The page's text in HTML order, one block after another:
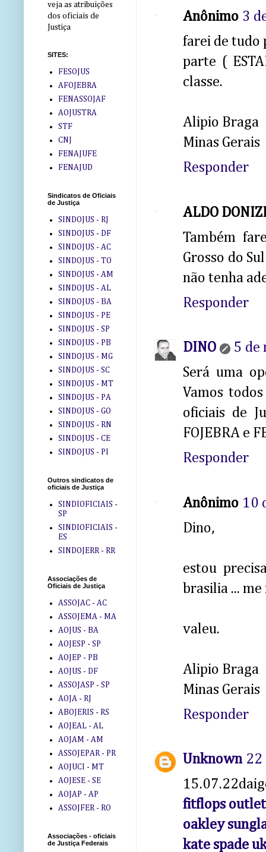
Anônimo 3
farei de tudo
parte (
classe.
Alipio Braga
Minas Gerais
Responder
ALDO
Também
Grosso do
não tenha
Responder
DINO
5 de
Será uma
Vamos
oficiais de
FOJEBRA e
Responder
Anônimo 10
Dino,
estou
brasilia ...
valeu.
Alipio Braga
Minas Gerais
Responder
Unknown 22
fitflops outlet
oakley
kate spade
veja as atribuições
dos oficiais de
Justiça
SITES:
FESOJUS
AFOJEBRA
FENASSOJAF
AOJUSTRA
STF
CNJ
FENAJUFE
FENAJUD
Sindicatos de Oficiais
de Justiça
SINDOJUS - RJ
SINDOJUS - DF
SINDOJUS - AC
SINDOJUS - TO
SINDOJUS - AM
SINDOJUS - AL
SINDOJUS - BA
SINDOJUS - PE
SINDOJUS - SP
SINDOJUS - PB
SINDOJUS - MG
SINDOJUS - SC
SINDOJUS - MT
SINDOJUS - PA
SINDOJUS - GO
SINDOJUS - RN
SINDOJUS - CE
SINDOJUS - PI
Outros sindicatos de
oficiais de Justiça
SINDIOFICIAIS -
SP
SINDIOFICIAIS -
ES
SINDOJERR - RR
Associações de
Oficiais de Justiça
ASSOJAC - AC
ASSOJEMA - MA
AOJUS - BA
AOJESP - SP
AOJEP - PB
AOJUS - DF
ASSOJASP - SP
AOJA - RJ
ABOJERIS - RS
AOJEAL - AL
AOJAM - AM
ASSOJEPAR - PR
AOJUCI - MT
AOJESE - SE
AOJAP - AP
ASSOJFER - RO
Associações - oficiais
de Justiça Federais